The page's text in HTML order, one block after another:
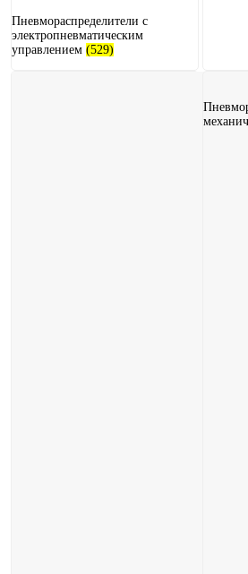
Пневмораспределители с
электропневматическим
управлением(529)